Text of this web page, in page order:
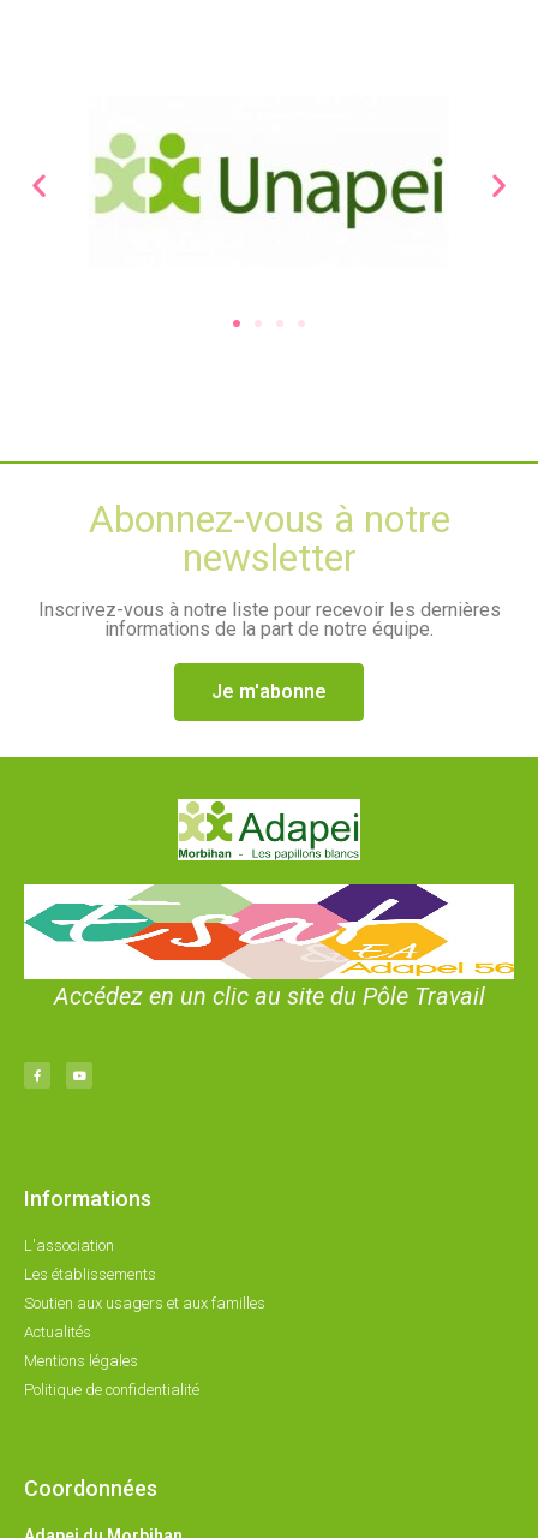
Abonnez-vous à notre
newsletter
Inscrivez-vous à notre liste pour recevoir les dernières
informations de la part de notre équipe.
Je m'abonne
Accédez en un clic au site du Pôle Travail
Informations
L'association
Les établissements
Soutien aux usagers et aux familles
Actualités
Mentions légales
Politique de confidentialité
Coordonnées